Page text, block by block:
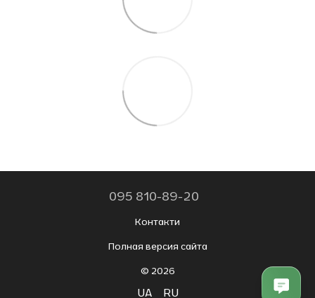
095 810-89-20
Контакти
Полная версия сайта
© 2026
UA RU